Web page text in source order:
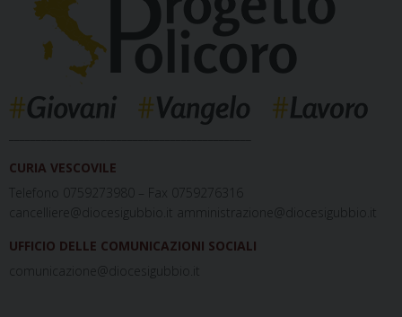
CURIA VESCOVILE
Telefono 0759273980 – Fax 0759276316
cancelliere@diocesigubbio.it amministrazione@diocesigubbio.it
UFFICIO DELLE COMUNICAZIONI SOCIALI
comunicazione@diocesigubbio.it